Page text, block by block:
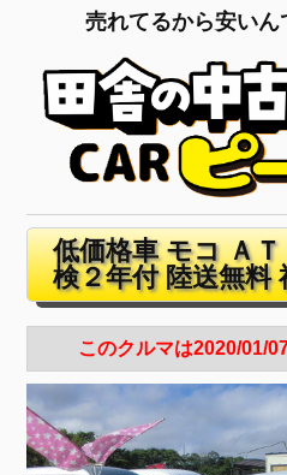
売れてるから安いん
低価格車 モコ Ａ
検２年付 陸送無料
このクルマは2020/01/